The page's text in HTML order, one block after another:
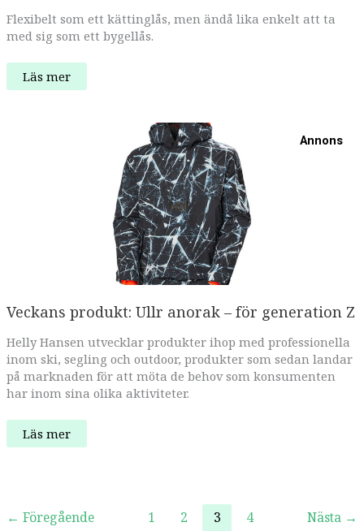
Flexibelt som ett kättinglås, men ändå lika enkelt att ta
med sig som ett bygellås.
Veckans
produkt:
Läs mer
Annons
Veckans produkt: Ullr anorak – för generation Z
Helly Hansen utvecklar produkter ihop med professionella
inom ski, segling och outdoor, produkter som sedan landar
på marknaden för att möta de behov som konsumenten
har inom sina olika aktiviteter.
Veckans
produkt:
Z
Läs mer
← Föregående 1 2 3 4 Nästa →